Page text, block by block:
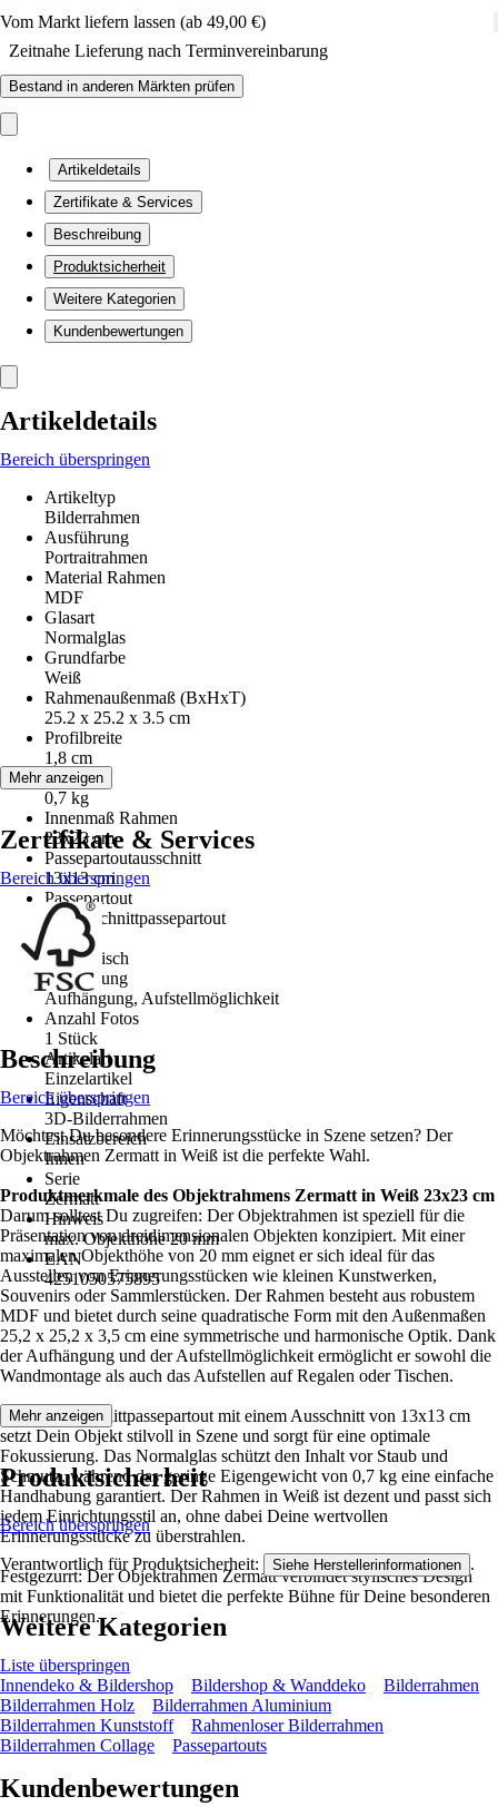
Vom Markt liefern lassen (ab 49,00 €)
Zeitnahe Lieferung nach Terminvereinbarung
Bestand in anderen Märkten prüfen
Artikeldetails
Zertifikate & Services
Beschreibung
Produktsicherheit
Weitere Kategorien
Kundenbewertungen
Artikeldetails
Bereich überspringen
Artikeltyp
Bilderrahmen
Ausführung
Portraitrahmen
Material Rahmen
MDF
Glasart
Normalglas
Grundfarbe
Weiß
Rahmenaußenmaß (BxHxT)
25.2 x 25.2 x 3.5 cm
Profilbreite
1,8 cm
Gewicht
0,7 kg
Innenmaß Rahmen
23x23 cm
Passepartoutausschnitt
13x13 cm
Passepartout
Schrägschnittpassepartout
Form
Quadratisch
Ausstattung
Aufhängung, Aufstellmöglichkeit
Anzahl Fotos
1 Stück
Artikelart
Einzelartikel
Eigenschaft
3D-Bilderrahmen
Einsatzbereich
Innen
Serie
Zermatt
Hinweis
max. Objekthöhe 20 mm
EAN
4251050575895
Mehr anzeigen
Zertifikate & Services
Bereich überspringen
Beschreibung
Bereich überspringen
Möchtest Du besondere Erinnerungsstücke in Szene setzen? Der
Objektrahmen Zermatt in Weiß ist die perfekte Wahl.
Produktmerkmale des Objektrahmens Zermatt in Weiß 23x23 cm
Darum solltest Du zugreifen: Der Objektrahmen ist speziell für die
Präsentation von dreidimensionalen Objekten konzipiert. Mit einer
maximalen Objekthöhe von 20 mm eignet er sich ideal für das
Ausstellen von Erinnerungsstücken wie kleinen Kunstwerken,
Souvenirs oder Sammlerstücken. Der Rahmen besteht aus robustem
MDF und bietet durch seine quadratische Form mit den Außenmaßen
25,2 x 25,2 x 3,5 cm eine symmetrische und harmonische Optik. Dank
der Aufhängung und der Aufstellmöglichkeit ermöglicht er sowohl die
Wandmontage als auch das Aufstellen auf Regalen oder Tischen.
Das Schrägschnittpassepartout mit einem Ausschnitt von 13x13 cm
setzt Dein Objekt stilvoll in Szene und sorgt für eine optimale
Fokussierung. Das Normalglas schützt den Inhalt vor Staub und
Schmutz, während das geringe Eigengewicht von 0,7 kg eine einfache
Handhabung garantiert. Der Rahmen in Weiß ist dezent und passt sich
jedem Einrichtungsstil an, ohne dabei Deine wertvollen
Erinnerungsstücke zu überstrahlen.
Festgezurrt: Der Objektrahmen Zermatt verbindet stylisches Design
mit Funktionalität und bietet die perfekte Bühne für Deine besonderen
Erinnerungen.
Mehr anzeigen
Produktsicherheit
Bereich überspringen
Verantwortlich für Produktsicherheit: Siehe Herstellerinformationen .
Weitere Kategorien
Liste überspringen
Innendeko & Bildershop
Bildershop & Wanddeko
Bilderrahmen
Bilderrahmen Holz
Bilderrahmen Aluminium
Bilderrahmen Kunststoff
Rahmenloser Bilderrahmen
Bilderrahmen Collage
Passepartouts
Kundenbewertungen